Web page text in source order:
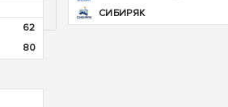
62
80
СИБИРЯК